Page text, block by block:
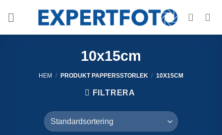
10x15cm
HEM / PRODUKT PAPPERSSTORLEK / 10X15CM
FILTRERA